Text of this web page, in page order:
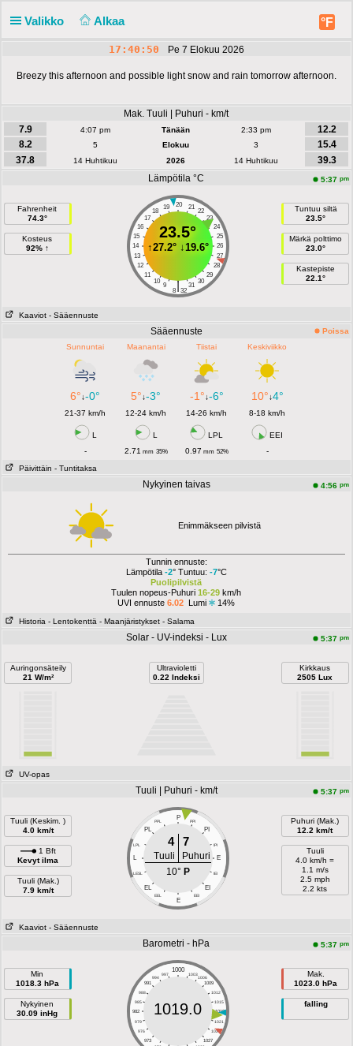
Valikko Alkaa °F
17:40:50 Pe 7 Elokuu 2026
Breezy this afternoon and possible light snow and rain tomorrow afternoon.
Mak. Tuuli | Puhuri - km/t
7.9
4:07 pm Tänään 2:33 pm
12.2
8.2
5 Elokuu 3
15.4
37.8
14 Huhtikuu 2026 14 Huhtikuu
39.3
Lämpötila °C
5:37 pm
Fahrenheit
74.3°
Kosteus
92% ↑
20
19 21
18
22
17
23
16
24
15
25
14
26
13
27
12
28
11
29
10
30
9 31
|
8 32
23.5°
↑27.2°↓19.6°
Tuntuu siltä
23.5°
Märkä polttimo
23.0°
Kastepiste
22.1°
Kaaviot - Sääennuste
Sääennuste
Poissa
Sunnuntai
Maanantai Tiistai Keskiviikko
6°↓-0° 5°↓-3° -1°↓-6° 10°↓4°
21-37 km/h 12-24 km/h 14-26 km/h 8-18 km/h
L L LPL
EEI
-
2.71 mm 35% 0.97 mm 52%
-
Päivittäin - Tuntitaksa
Nykyinen taivas 4:56 pm
Enimmäkseen pilvistä
Tunnin ennuste:
Lämpötila -2° Tuntuu: -7°C
Puolipilvistä
Tuulen nopeus-Puhuri 16-29 km/h
UVI ennuste6.02 Lumi 14%
Historia - Lentokenttä - Maanjäristykset - Salama
Solar - UV-indeksi - Lux 5:37 pm
Auringonsäteily
21 W/m²
Ultravioletti
0.22 Indeksi
Kirkkaus
2505 Lux
UV-opas
Tuuli | Puhuri - km/t 5:37 pm
Tuuli (Keskim. )
4.0 km/t
1 Bft
Kevyt ilma
Tuuli (Mak.)
7.9 km/t
P
PPL PPI
PL PI
LPL IPI
L E
LESL IEI
EL EI
EEL EEI
E
4 7
Tuuli
Puhuri
10° P
Puhuri (Mak.)
12.2 km/t
Tuuli
4.0 km/h =
1.1 m/s
2.5 mph
2.2 kts
Kaaviot - Sääennuste
Barometri - hPa 5:37 pm
Min
1018.3 hPa
Nykyinen
30.09 inHg
1000
997 1003
994
1006
991
1009
988
1012
985
1015
982
1018
979
1021
976
1024
973
1027
1019.0
Mak.
1023.0 hPa
falling